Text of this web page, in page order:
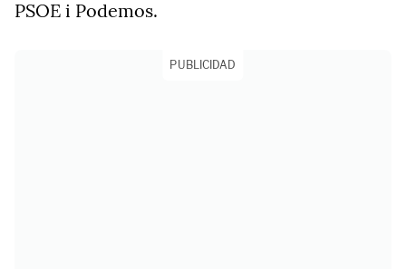
PSOE i Podemos.
PUBLICIDAD